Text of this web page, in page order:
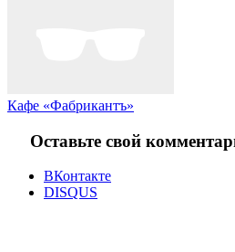
Кафе «Фабрикантъ»
Оставьте свой
ВКонтакте
DISQUS